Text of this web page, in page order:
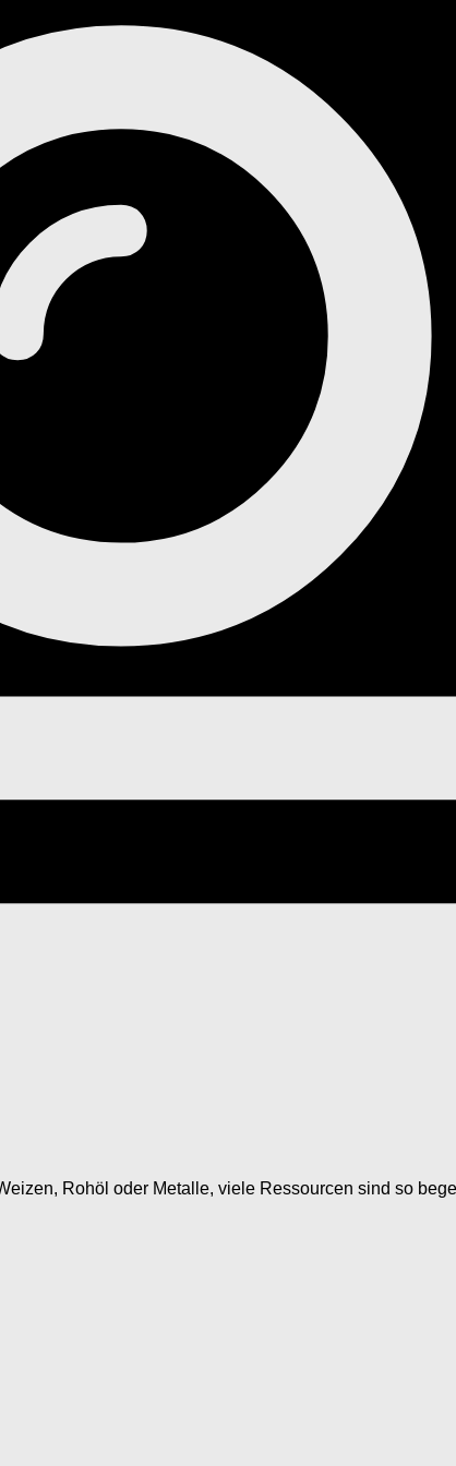
Rohöl oder Metalle, viele Ressourcen sind so